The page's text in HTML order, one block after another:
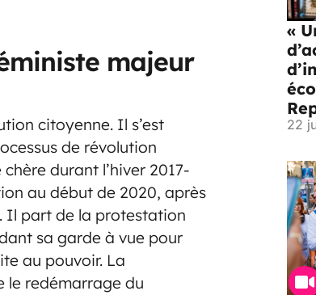
majeur
citoyenne. Il s’est
de révolution
durant l’hiver 2017-
au début de 2020, après
Il part de la protestation
sa garde à vue pour
au pouvoir. La
le redémarrage du
«
22